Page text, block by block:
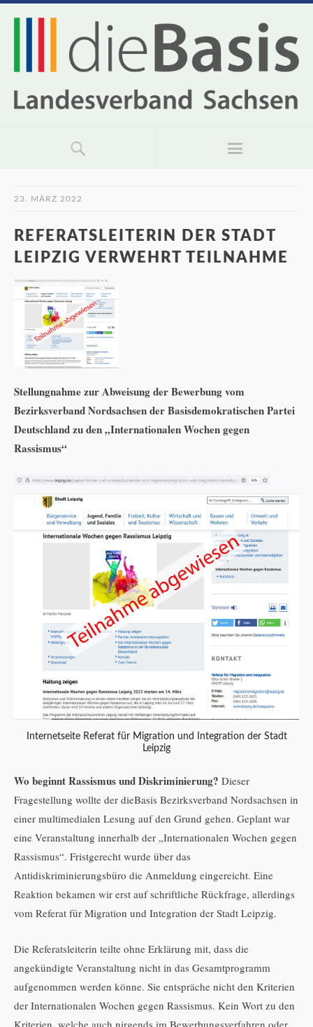
23. MÄRZ 2022
REFERATSLEITERIN DER STADT
LEIPZIG VERWEHRT TEILNAHME
Stellungnahme zur Abweisung der Bewerbung vom
Bezirksverband Nordsachsen der Basisdemokratischen Partei
Deutschland zu den „Internationalen Wochen gegen
Rassismus“
Internetseite Referat für Migration und Integration der Stadt
Leipzig
Wo beginnt Rassismus und Diskriminierung? Dieser
Fragestellung wollte der dieBasis Bezirksverband Nordsachsen in
einer multimedialen Lesung auf den Grund gehen. Geplant war
eine Veranstaltung innerhalb der „Internationalen Wochen gegen
Rassismus“. Fristgerecht wurde über das
Antidiskriminierungsbüro die Anmeldung eingereicht. Eine
Reaktion bekamen wir erst auf schriftliche Rückfrage, allerdings
vom Referat für Migration und Integration der Stadt Leipzig.
Die Referatsleiterin teilte ohne Erklärung mit, dass die
angekündigte Veranstaltung nicht in das Gesamtprogramm
aufgenommen werden könne. Sie entspräche nicht den Kriterien
der Internationalen Wochen gegen Rassismus. Kein Wort zu den
Kriterien, welche auch nirgends im Bewerbungsverfahren oder